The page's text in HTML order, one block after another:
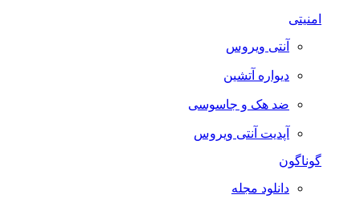
امنیتی
آنتی ویروس
دیواره آتشین
ضد هک و جاسوسی
آپدیت آنتی ویروس
گوناگون
دانلود مجله